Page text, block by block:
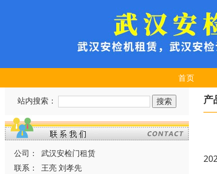
首页
站内搜索：
公司：
武汉安检门租赁
联系：
王亮 刘孝先
产